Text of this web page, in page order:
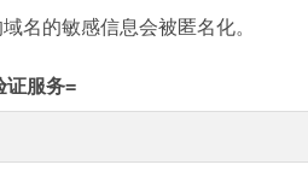
名的敏感信息会被匿名化。
证服务=